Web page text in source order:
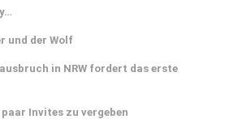
und der Wolf
in NRW fordert das erste
Invites zu vergeben